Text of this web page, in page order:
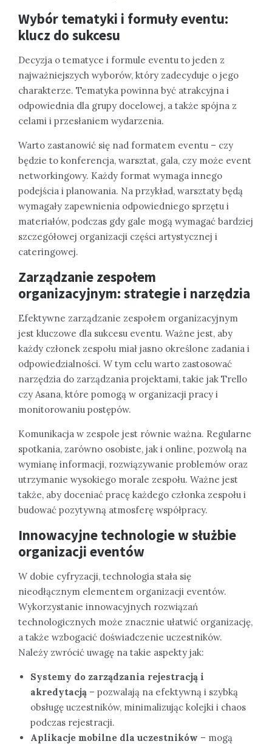
Wybór tematyki i formuły eventu:
klucz do sukcesu
Decyzja o tematyce i formule eventu to jeden z
najważniejszych wyborów, który zadecyduje o jego
charakterze. Tematyka powinna być atrakcyjna i
odpowiednia dla grupy docelowej, a także spójna z
celami i przesłaniem wydarzenia.
Warto zastanowić się nad formatem eventu – czy
będzie to konferencja, warsztat, gala, czy może event
networkingowy. Każdy format wymaga innego
podejścia i planowania. Na przykład, warsztaty będą
wymagały zapewnienia odpowiedniego sprzętu i
materiałów, podczas gdy gale mogą wymagać bardziej
szczegółowej organizacji części artystycznej i
cateringowej.
Zarządzanie zespołem
organizacyjnym: strategie i narzędzia
Efektywne zarządzanie zespołem organizacyjnym
jest kluczowe dla sukcesu eventu. Ważne jest, aby
każdy członek zespołu miał jasno określone zadania i
odpowiedzialności. W tym celu warto zastosować
narzędzia do zarządzania projektami, takie jak Trello
czy Asana, które pomogą w organizacji pracy i
monitorowaniu postępów.
Komunikacja w zespole jest równie ważna. Regularne
spotkania, zarówno osobiste, jak i online, pozwolą na
wymianę informacji, rozwiązywanie problemów oraz
utrzymanie wysokiego morale zespołu. Ważne jest
także, aby doceniać pracę każdego członka zespołu i
budować pozytywną atmosferę współpracy.
Innowacyjne technologie w służbie
organizacji eventów
W dobie cyfryzacji, technologia stała się
nieodłącznym elementem organizacji eventów.
Wykorzystanie innowacyjnych rozwiązań
technologicznych może znacznie ułatwić organizację,
a także wzbogacić doświadczenie uczestników.
Należy zwrócić uwagę na takie aspekty jak:
Systemy do zarządzania rejestracją i
akredytacją – pozwalają na efektywną i szybką
obsługę uczestników, minimalizując kolejki i chaos
podczas rejestracji.
Aplikacje mobilne dla uczestników – mogą